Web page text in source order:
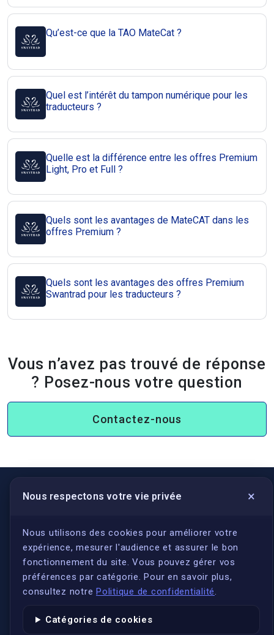
Qu’est-ce que la TAO MateCat ?
Quel est l’intérêt du tampon numérique pour les
traducteurs ?
Quelle est la différence entre les offres Premium
Light, Pro et Full ?
Quels sont les avantages de MateCAT dans les
offres Premium ?
Quels sont les avantages des offres Premium
Swantrad pour les traducteurs ?
Vous n’avez pas trouvé de réponse
? Posez-nous votre question
Contactez-nous
Nous respectons votre vie privée ×
Nous utilisons des cookies pour améliorer votre
expérience, mesurer l'audience et assurer le bon
fonctionnement du site. Vous pouvez gérer vos
préférences par catégorie. Pour en savoir plus,
consultez notre Politique de confidentialité.
Catégories de cookies
LIENS UTILES
S'inscrire
Qui sommes-nous ?
Conformité
Annuaires des traducteurs assermentés
Actualités